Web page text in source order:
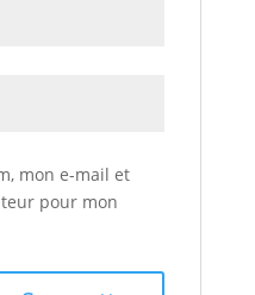
mon e-mail et
pour mon